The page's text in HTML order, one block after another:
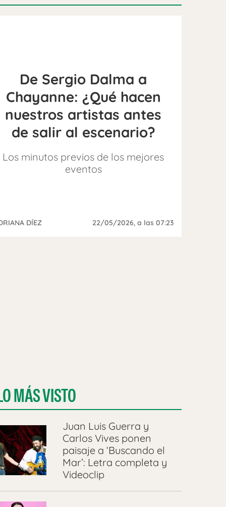
De Sergio Dalma a
Chayanne: ¿Qué hacen
nuestros artistas antes
de salir al escenario?
Los minutos previos de los mejores
eventos
DÍEZ 22/05/2026, a las 07:23
MÁS VISTO
Juan Luis Guerra y
Carlos Vives ponen
paisaje a ‘Buscando el
Mar’: Letra completa y
Videoclip